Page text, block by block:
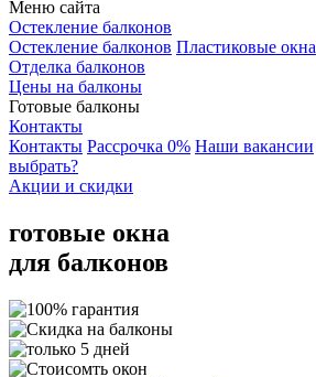
Меню сайта
Остекление балконов
Остекление балконов Пластиковые окна
Отделка балконов
Цены на балконы
Готовые балконы
Контакты
Контакты Рассрочка 0% Наши вакансии
выбрать?
Акции и скидки
готовые окна
для балконов